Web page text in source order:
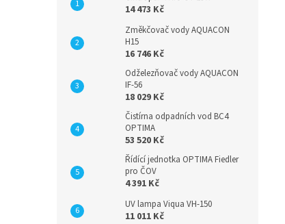
14 473 Kč
Změkčovač vody AQUACON
H15
16 746 Kč
Odželezňovač vody AQUACON
IF-56
18 029 Kč
Čistírna odpadních vod BC4
OPTIMA
53 520 Kč
Řídící jednotka OPTIMA Fiedler
pro ČOV
4 391 Kč
UV lampa Viqua VH-150
11 011 Kč